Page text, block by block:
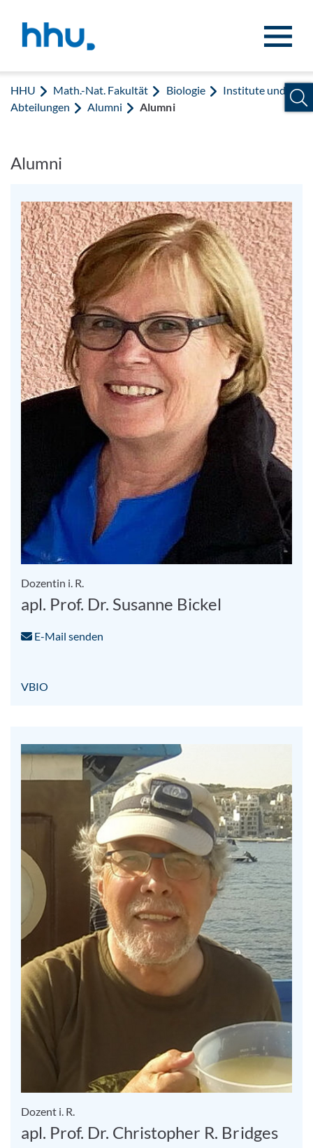
HHU Math.-Nat. Fakultät Biologie
Institute und
Abteilungen
Alumni Alumni
Alumni
Dozentin i. R.
apl. Prof. Dr. Susanne Bickel
E-Mail senden
VBIO
Dozent i. R.
apl. Prof. Dr. Christopher R. Bridges